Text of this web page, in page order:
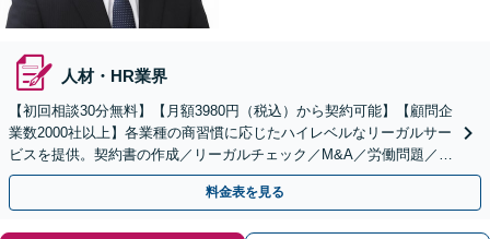
人材・HR業界
【初回相談30分無料】【月額3980円（税込）から契約可能】【顧問企
業数2000社以上】各業種の商習慣に応じたハイレベルなリーガルサー
ビスを提供。契約書の作成／リーガルチェック／M&A／労働問題／知
的財産等、お任せください【他士業連携可能】
料金表を見る